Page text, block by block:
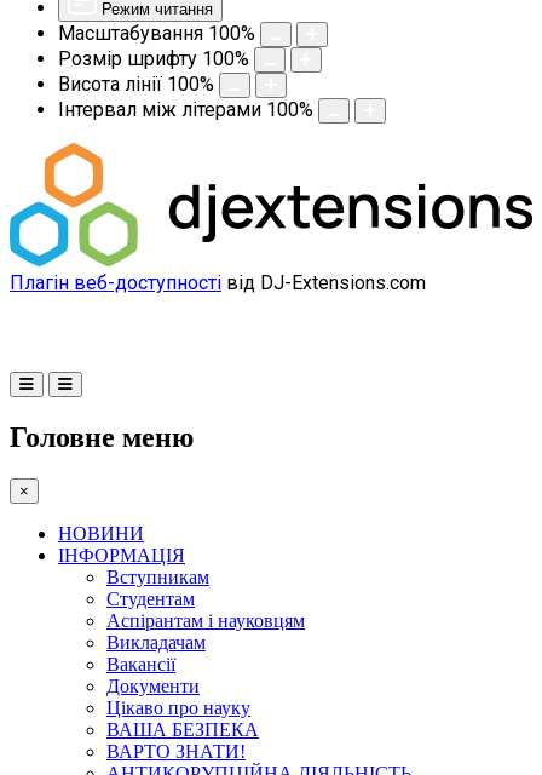
Режим читання
Масштабування 100%
Розмір шрифту 100%
Висота лінії 100%
Інтервал між літерами 100%
Плагін веб-доступності від DJ-Extensions.com
Головне меню
×
НОВИНИ
ІНФОРМАЦІЯ
Вступникам
Студентам
Аспірантам і науковцям
Викладачам
Вакансії
Документи
Цікаво про науку
ВАША БЕЗПЕКА
ВАРТО ЗНАТИ!